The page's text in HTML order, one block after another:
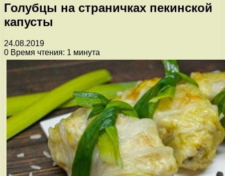
Голубцы на страничках пекинской
капусты
24.08.2019
0 Время чтения: 1 минута